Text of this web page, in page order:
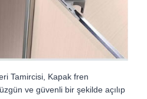
Tamircisi, Kapak fren
ve güvenli bir şekilde açılıp